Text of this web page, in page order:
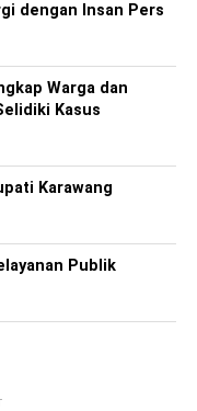
dengan Insan Pers
Warga dan
Kasus
Karawang
Publik